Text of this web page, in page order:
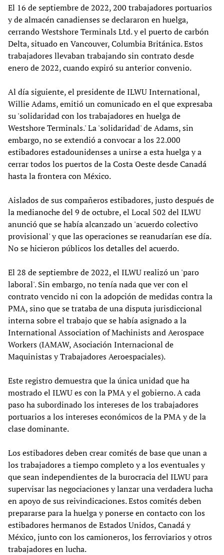
El 16 de septiembre de 2022, 200 trabajadores portuarios
y de almacén canadienses se declararon en huelga,
cerrando Westshore Terminals Ltd. y el puerto de carbón
Delta, situado en Vancouver, Columbia Británica. Estos
trabajadores llevaban trabajando sin contrato desde
enero de 2022, cuando expiró su anterior convenio.
Al día siguiente, el presidente de ILWU International,
Willie Adams, emitió un comunicado en el que expresaba
su 'solidaridad con los trabajadores en huelga de
Westshore Terminals.' La 'solidaridad' de Adams, sin
embargo, no se extendió a convocar a los 22.000
estibadores estadounidenses a unirse a esta huelga y a
cerrar todos los puertos de la Costa Oeste desde Canadá
hasta la frontera con México.
Aislados de sus compañeros estibadores, justo después de
la medianoche del 9 de octubre, el Local 502 del ILWU
anunció que se había alcanzado un 'acuerdo colectivo
provisional' y que las operaciones se reanudarían ese día.
No se hicieron públicos los detalles del acuerdo.
El 28 de septiembre de 2022, el ILWU realizó un 'paro
laboral'. Sin embargo, no tenía nada que ver con el
contrato vencido ni con la adopción de medidas contra la
PMA, sino que se trataba de una disputa jurisdiccional
interna sobre el trabajo que se había asignado a la
International Association of Machinists and Aerospace
Workers (IAMAW, Asociación Internacional de
Maquinistas y Trabajadores Aeroespaciales).
Este registro demuestra que la única unidad que ha
mostrado el ILWU es con la PMA y el gobierno. A cada
paso ha subordinado los intereses de los trabajadores
portuarios a los intereses económicos de la PMA y de la
clase dominante.
Los estibadores deben crear comités de base que unan a
los trabajadores a tiempo completo y a los eventuales y
que sean independientes de la burocracia del ILWU para
supervisar las negociaciones y lanzar una verdadera lucha
en apoyo de sus reivindicaciones. Estos comités deben
prepararse para la huelga y ponerse en contacto con los
estibadores hermanos de Estados Unidos, Canadá y
México, junto con los camioneros, los ferroviarios y otros
trabajadores en lucha.